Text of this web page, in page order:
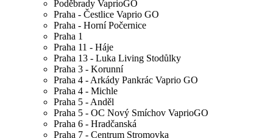
Poděbrady VaprioGO
Praha - Čestlice Vaprio GO
Praha - Horní Počernice
Praha 1
Praha 11 - Háje
Praha 13 - Luka Living Stodůlky
Praha 3 - Korunní
Praha 4 - Arkády Pankrác Vaprio GO
Praha 4 - Michle
Praha 5 - Anděl
Praha 5 - OC Nový Smíchov VaprioGO
Praha 6 - Hradčanská
Praha 7 - Centrum Stromovka